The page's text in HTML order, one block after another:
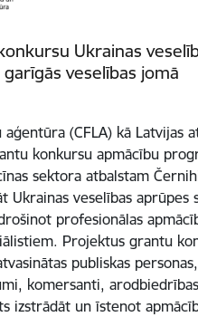
Ukrainas
veselības jomā
(CFLA) kā Latvijas
konkursu apmācību
sektora atbalstam
Ukrainas veselības aprūpes
profesionālas
Projektus grantu
publiskas
komersanti,
izstrādāt un īstenot